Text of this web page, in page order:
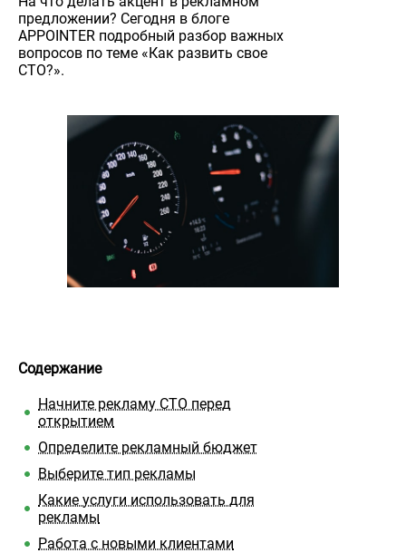
предложении? Сегодня в блоге
APPOINTER подробный разбор важных
вопросов по теме «Как развить свое
СТО?».
Содержание
Начните рекламу СТО перед
открытием
Определите рекламный бюджет
Выберите тип рекламы
Какие услуги использовать для
рекламы
Работа с новыми клиентами